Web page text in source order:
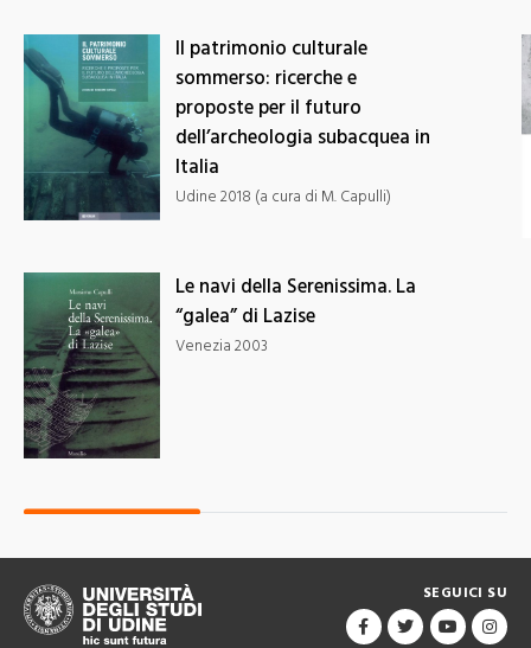
romana nel
Nord Est d'Italia
Il patrimonio culturale
sommerso: ricerche e
proposte per il futuro
dell’archeologia subacquea in
Italia
Udine 2018 (a cura di M. Capulli)
Le navi della Serenissima. La
“galea” di Lazise
Venezia 2003
SEGUICI SU